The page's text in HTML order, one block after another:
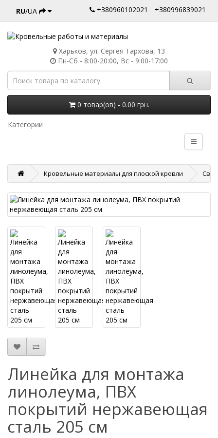
RU/UA +380960102021 +380996839021
Харьков, ул. Сергея Тархова, 13
Пн-Сб - 8:00-20:00, Вс - 9:00-17:00
0 товар(ов) - 0.00 грн.
Категории
Кровельные материалы для плоской кровли
Линейка для монтажа
линолеума, ПВХ
покрытий нержавеющая
сталь 205 см